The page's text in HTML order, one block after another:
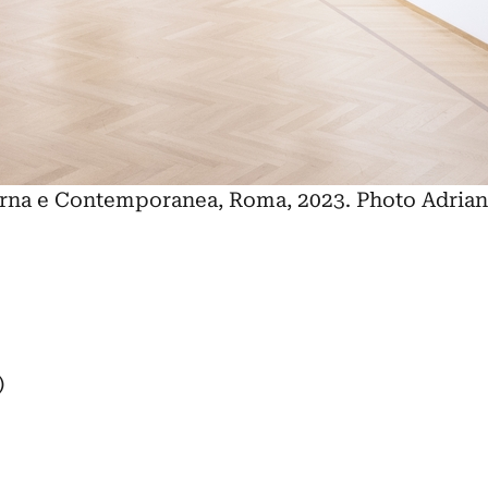
e Contemporanea, Roma, 2023. Photo